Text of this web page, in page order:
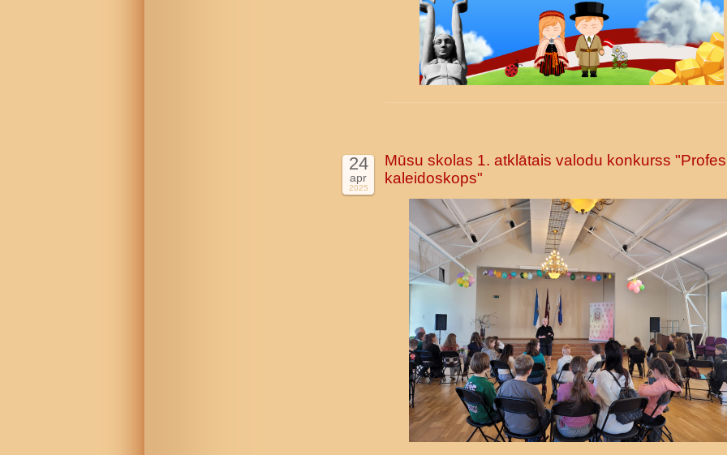
24
apr
2025
Mūsu skolas 1. atklātais valodu konkurss
kaleidoskops"